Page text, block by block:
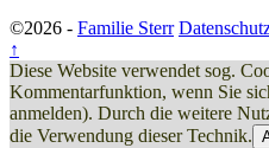
©2026 - Familie Sterr
↑
Diese Website verwendet sog.
Kommentarfunktion, wenn Sie
anmelden). Durch die weitere
die Verwendung dieser Technik.